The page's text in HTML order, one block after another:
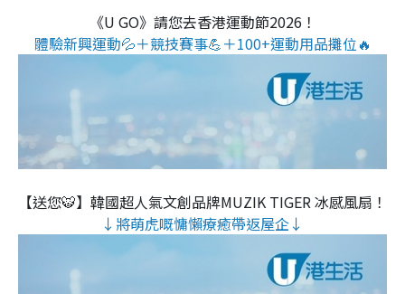
《U GO》請您去香港運動節2026！
體驗新興運動💦＋競技賽事💪＋100+運動用品攤位🔥
【送您🐯】韓國超人氣文創品牌MUZIK TIGER 冰感風扇！
↓將萌虎嘅慵懶療癒帶返屋企↓